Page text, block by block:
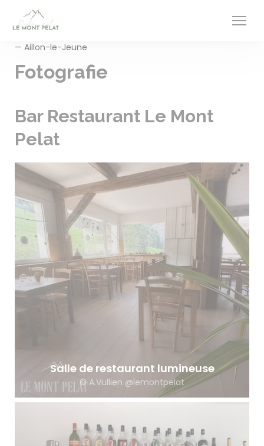
Panel pro správu cookies
— Aillon-le-Jeune
Fotografie
Bar Restaurant Le Mont
Pelat
Salle de restaurant lumineuse
© A.Vullien @lemontpelat